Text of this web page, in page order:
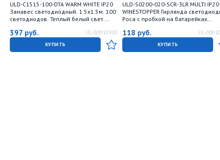
ULD-C1515-100-DTA WARM WHITE IP20
Занавес светодиодный. 1.5х1.5м. 100
светодиодов. Теплый белый свет.
397 руб. UL-00010910
КУПИТЬ
ULD-S0200-020-SСR-3LR MULTI IP20
WINESTOPPER Гирлянда
Роса с пробкой на батарейках
Разноцветный свет. Провод
TM Uniel
118 руб. UL-
КУПИТЬ